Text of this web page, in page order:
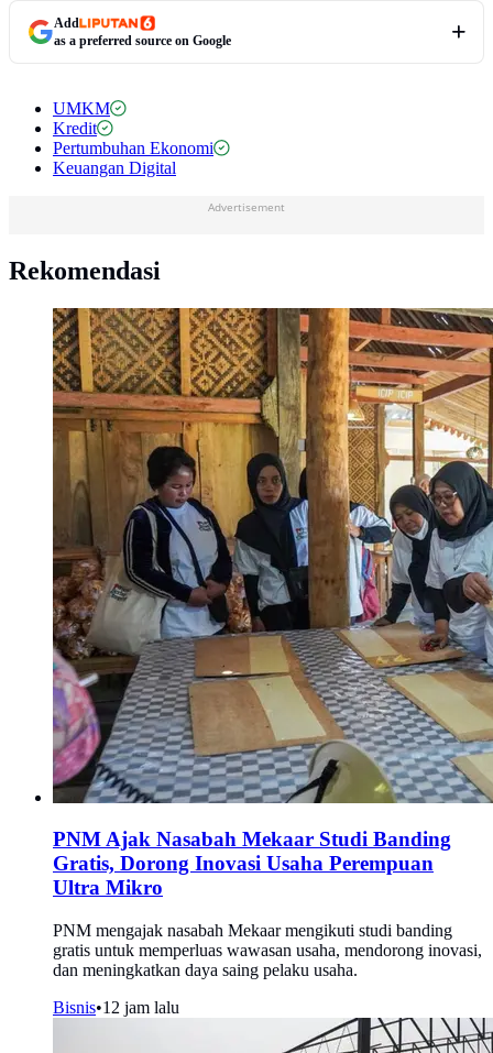
Add
as a preferred source on Google
UMKM
Kredit
Pertumbuhan Ekonomi
Keuangan Digital
Advertisement
Rekomendasi
PNM Ajak Nasabah Mekaar Studi Banding
Gratis, Dorong Inovasi Usaha Perempuan
Ultra Mikro
PNM mengajak nasabah Mekaar mengikuti studi banding
gratis untuk memperluas wawasan usaha, mendorong inovasi,
dan meningkatkan daya saing pelaku usaha.
Bisnis•12 jam lalu